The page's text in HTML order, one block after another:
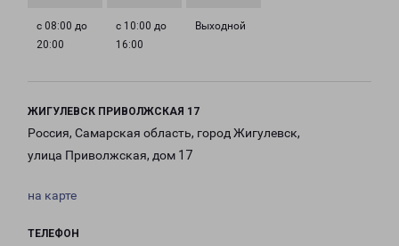
с 08:00 до
20:00
с 10:00 до
16:00
Выходной
ЖИГУЛЕВСК ПРИВОЛЖСКАЯ 17
Россия, Самарская область, город Жигулевск,
улица Приволжская, дом 17
на карте
ТЕЛЕФОН